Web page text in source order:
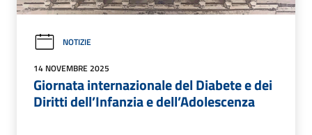
NOTIZIE
14 NOVEMBRE 2025
Giornata internazionale del Diabete e dei
Diritti dell’Infanzia e dell’Adolescenza